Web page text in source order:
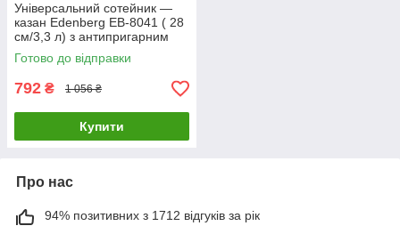
Універсальний сотейник —
казан Edenberg EB-8041 ( 28
см/3,3 л) з антипригарним
мармуровим покриттям і
кришкою
Готово до відправки
792 ₴ 1 056 ₴
Купити
Про нас
94% позитивних з 1712 відгуків за рік